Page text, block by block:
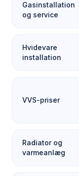
Gasinstallation
og service
Hvidevare
installation
VVS-priser
Radiator og
varmeanlæg